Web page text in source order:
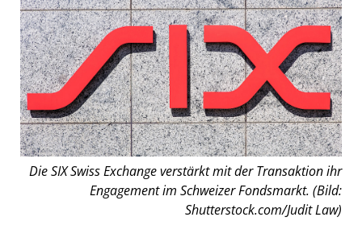
Die SIX Swiss Exchange verstärkt mit der Transaktion ihr
Engagement im Schweizer Fondsmarkt. (Bild:
Shutterstock.com/Judit Law)